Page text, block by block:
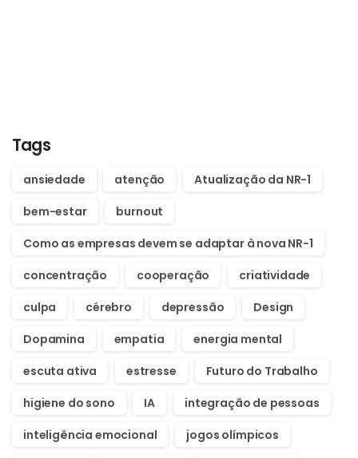
Tags
ansiedade atenção
Atualização da NR-1
bem-estar
burnout
Como as empresas devem se adaptar à nova NR-1
concentração
cooperação
criatividade
culpa
cérebro depressão
Design
Dopamina
empatia
energia mental
escuta ativa
estresse
Futuro do Trabalho
higiene do sono
IA
integração de pessoas
inteligência emocional
jogos olímpicos